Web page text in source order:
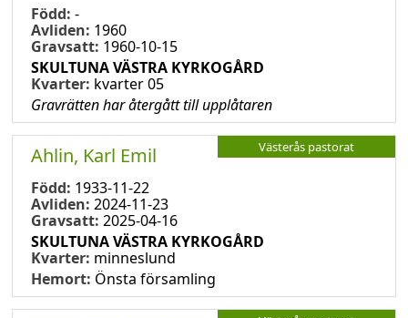
Född: -
Avliden: 1960
Gravsatt: 1960-10-15
SKULTUNA VÄSTRA KYRKOGÅRD
Kvarter: kvarter 05
Gravrätten har återgått till upplåtaren
Västerås pastorat
Ahlin, Karl Emil
Född: 1933-11-22
Avliden: 2024-11-23
Gravsatt: 2025-04-16
SKULTUNA VÄSTRA KYRKOGÅRD
Kvarter: minneslund
Hemort: Önsta församling